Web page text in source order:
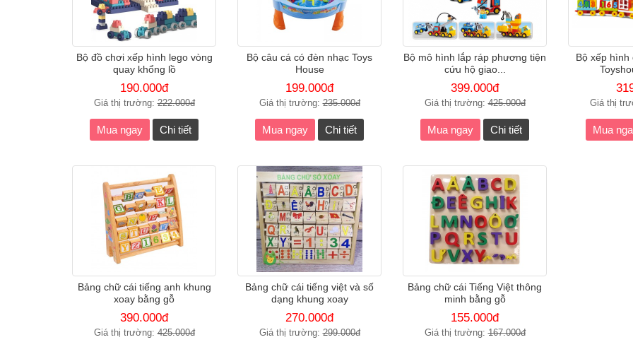
Bộ đồ chơi xếp hình lego vòng
quay khổng lồ
190.000đ
Giá thị trường:222.000đ
Mua ngay Chi tiết
Bộ câu cá có đèn nhạc Toys
House
199.000đ
Giá thị trường:235.000đ
Mua ngay Chi tiết
Bộ mô hình lắp ráp phương tiện
cứu hộ giao...
399.000đ
Giá thị trường:425.000đ
Mua ngay Chi tiết
Bộ xếp hình
Giá thị
Mua
Bảng chữ cái tiếng anh khung
xoay bằng gỗ
390.000đ
Giá thị trường:425.000đ
Bảng chữ cái tiếng việt và số
dạng khung xoay
270.000đ
Giá thị trường:299.000đ
Bảng chữ cái Tiếng Việt thông
minh bằng gỗ
155.000đ
Giá thị trường:167.000đ